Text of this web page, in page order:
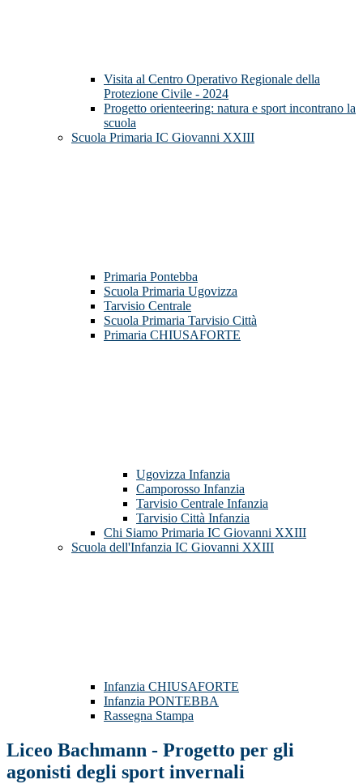
Visita al Centro Operativo Regionale della
Protezione Civile - 2024
Progetto orienteering: natura e sport incontrano la
scuola
Scuola Primaria IC Giovanni XXIII
Primaria Pontebba
Scuola Primaria Ugovizza
Tarvisio Centrale
Scuola Primaria Tarvisio Città
Primaria CHIUSAFORTE
Ugovizza Infanzia
Camporosso Infanzia
Tarvisio Centrale Infanzia
Tarvisio Città Infanzia
Chi Siamo Primaria IC Giovanni XXIII
Scuola dell'Infanzia IC Giovanni XXIII
Infanzia CHIUSAFORTE
Infanzia PONTEBBA
Rassegna Stampa
Liceo Bachmann - Progetto per gli
agonisti degli sport invernali